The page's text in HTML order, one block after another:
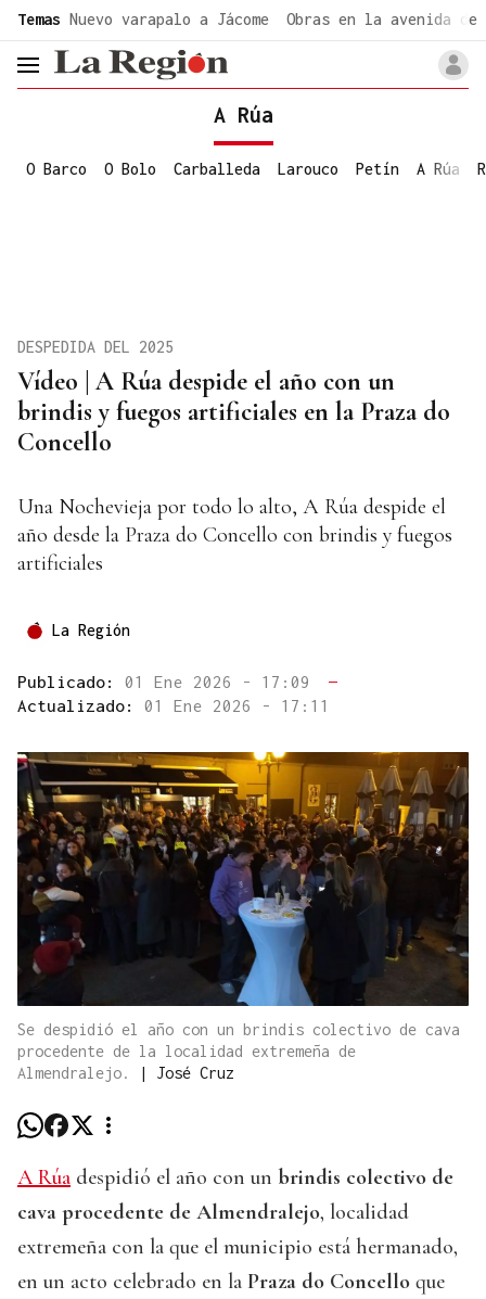
Temas Nuevo varapalo a Jácome Obras en la avenida de
header.menu.open
A Rúa
O Barco O Bolo Carballeda Larouco Petín A Rúa
Vídeo | A Rúa despide el año con un
brindis y fuegos artificiales en la Praza do
Concello
DESPEDIDA DEL 2025
Una Nochevieja por todo lo alto, A Rúa despide el
año desde la Praza do Concello con brindis y fuegos
artificiales
La Región
Publicado: 01 Ene 2026 - 17:09
—
Actualizado: 01 Ene 2026 - 17:11
Se despidió el año con un brindis colectivo de cava
procedente de la localidad extremeña de
Almendralejo.
| José Cruz
A Rúa despidió el año con un brindis colectivo de
cava procedente de Almendralejo, localidad
extremeña con la que el municipio está hermanado,
en un acto celebrado en la Praza do Concello que